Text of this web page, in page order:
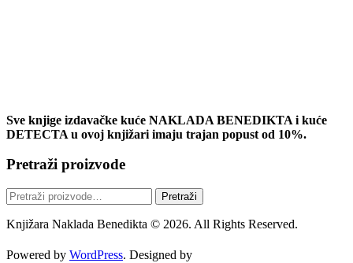
Sve knjige izdavačke kuće NAKLADA BENEDIKTA i kuće
DETECTA u ovoj knjižari imaju trajan popust od 10%.
Pretraži proizvode
Pretraži: Pretraži
Knjižara Naklada Benedikta © 2026. All Rights Reserved.
Powered by WordPress. Designed by